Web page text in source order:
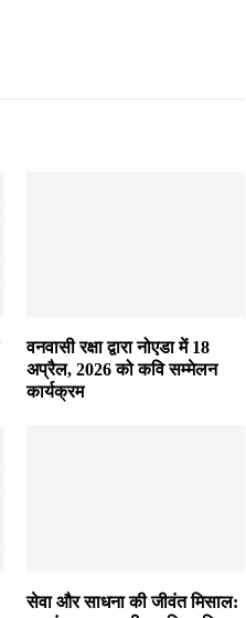
वनवासी रक्षा द्वारा नोएडा में 18
अप्रैल, 2026 को कवि सम्मेलन
कार्यक्रम
सेवा और साधना की जीवंत मिसाल: